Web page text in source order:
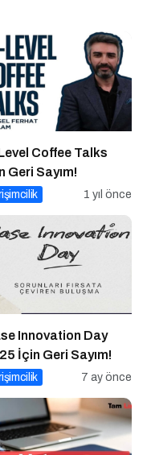
Coffee Talks
Geri Sayım!
1 yıl önce
Innovation Day
İçin Geri Sayım!
7 ay önce